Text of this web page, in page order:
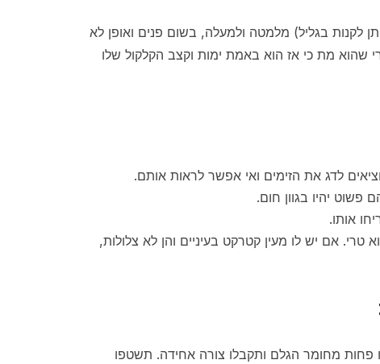
לקנות בגליל) מלמטה ולמעלה, בשום פנים ואופן לא
שהוא מת כי אז הוא באמת ימות וקצב הקלקול שלו
לדג את הזימים ואי אפשר לראות אותם.
יהיו בגוון חום.
אותו.
טרי. אם יש לו מעין קטרקט בעיניים והן לא צלולות,
פחות מחומר הגלם ותקבלו צורה אחידה. תשטפו